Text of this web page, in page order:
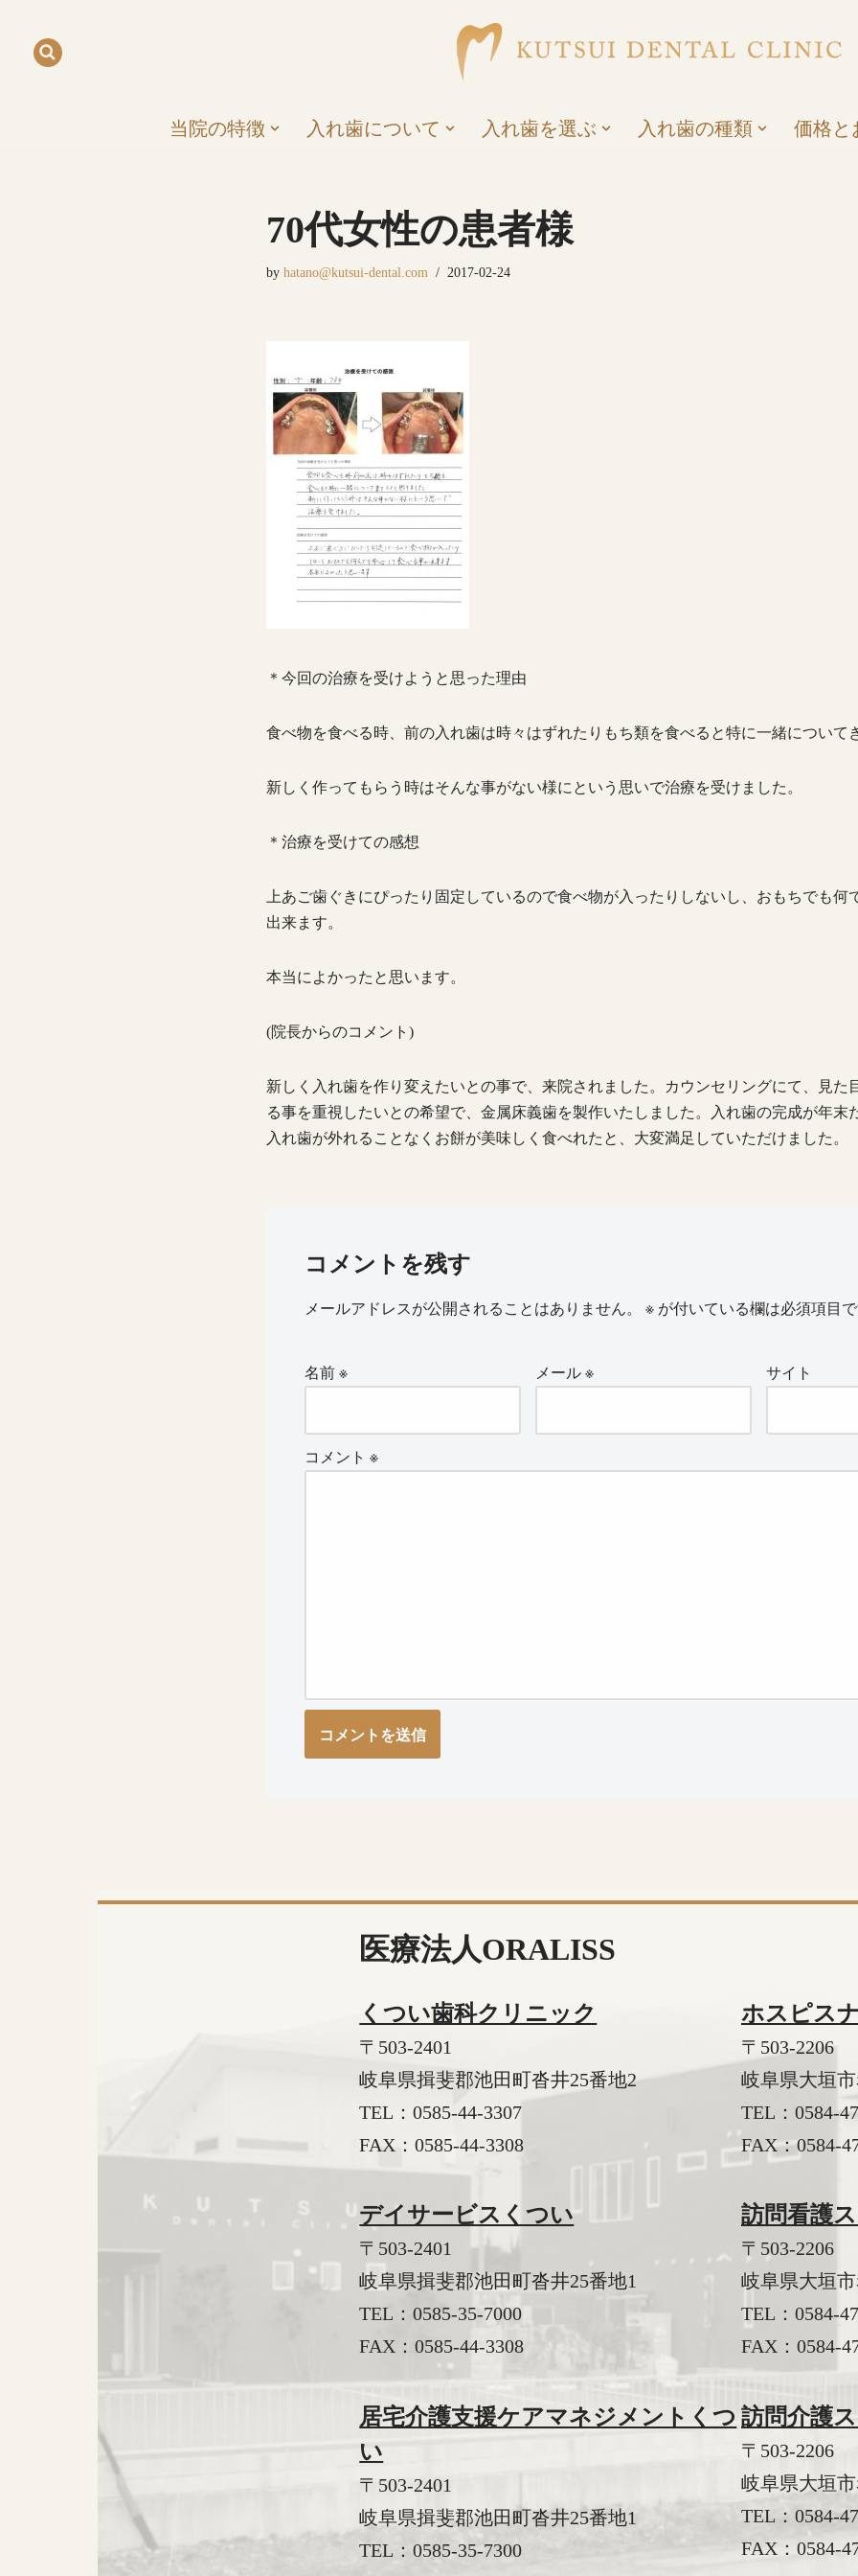
当院の特徴 入れ歯について 入れ歯を選ぶ 入れ歯の種類 価格と
70代女性の患者様
by hatano@kutsui-dental.com 2017-02-24
＊今回の治療を受けようと思った理由
食べ物を食べる時、前の入れ歯は時々はずれたりもち類を食べると特に一緒について
新しく作ってもらう時はそんな事がない様にという思いで治療を受けました。
＊治療を受けての感想
上あご歯ぐきにぴったり固定しているので食べ物が入ったりしないし、おもちでも何
出来ます。
本当によかったと思います。
(院長からのコメント)
新しく入れ歯を作り変えたいとの事で、来院されました。カウンセリングにて、見た
る事を重視したいとの希望で、金属床義歯を製作いたしました。入れ歯の完成が年末
入れ歯が外れることなくお餅が美味しく食べれたと、大変満足していただけました。
コメントを残す
メールアドレスが公開されることはありません。 ※が付いている欄は必須項目
名前 ※ メール ※ サイト
コメント ※
医療法人ORALISS
くつい歯科クリニック
〒503-2401
岐阜県揖斐郡池田町沓井25番地2
TEL：0585-44-3307
FAX：0585-44-3308
デイサービスくつい
〒503-2401
岐阜県揖斐郡池田町沓井25番地1
TEL：0585-35-7000
FAX：0585-44-3308
居宅介護支援ケアマネジメントくつ
い
〒503-2401
岐阜県揖斐郡池田町沓井25番地1
TEL：0585-35-7300
ホスピス
〒503-2206
岐阜県大垣
TEL： 0584-
FAX：0584-
訪問看護
〒503-2206
岐阜県大垣
TEL： 0584-
FAX：0584-
訪問介護
〒503-2206
岐阜県大垣
TEL： 0584-
FAX：0584-